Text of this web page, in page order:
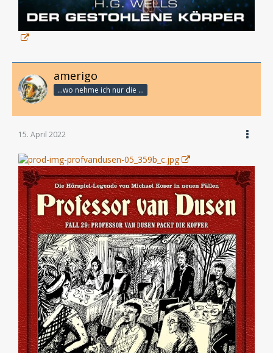
amerigo
...wo nehme ich nur die Zeit her, so vieles nicht zu hören?
15. April 2022